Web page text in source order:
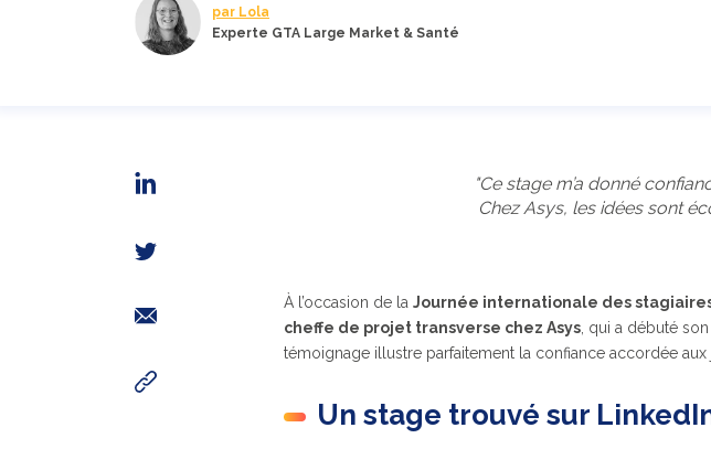
par Lola
Experte GTA Large Market & Santé
"Ce stage m’a donné
Chez Asys, les idées sont
À l’occasion de la Journée internationale des
cheffe de projet transverse chez Asys , qui a débuté
témoignage illustre parfaitement la confiance accordée
Un stage trouvé sur